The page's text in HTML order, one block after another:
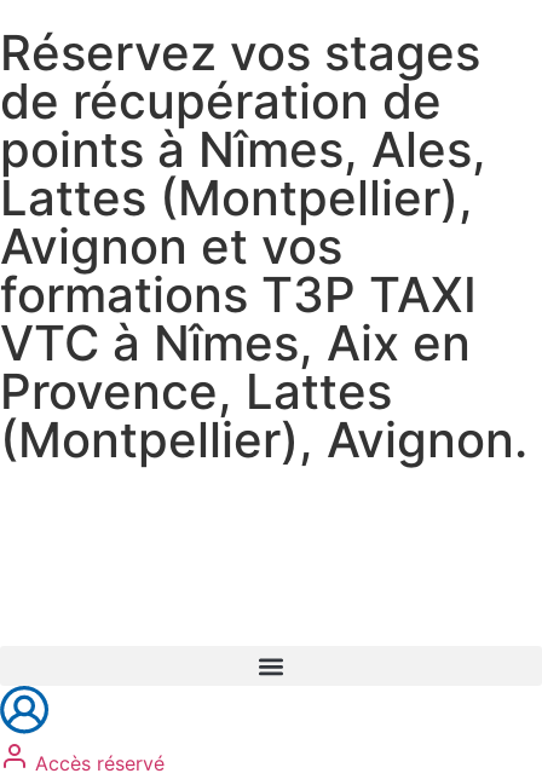
Réservez vos stages
de récupération de
points à Nîmes, Ales,
Lattes (Montpellier),
Avignon et vos
formations T3P TAXI
VTC à Nîmes, Aix en
Provence, Lattes
(Montpellier), Avignon.
Accès réservé